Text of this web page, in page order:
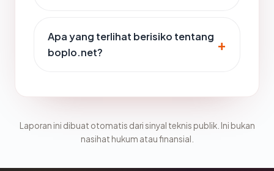
Apa yang terlihat berisiko tentang
boplo.net?
Laporan ini dibuat otomatis dari sinyal teknis publik. Ini bukan
nasihat hukum atau finansial.